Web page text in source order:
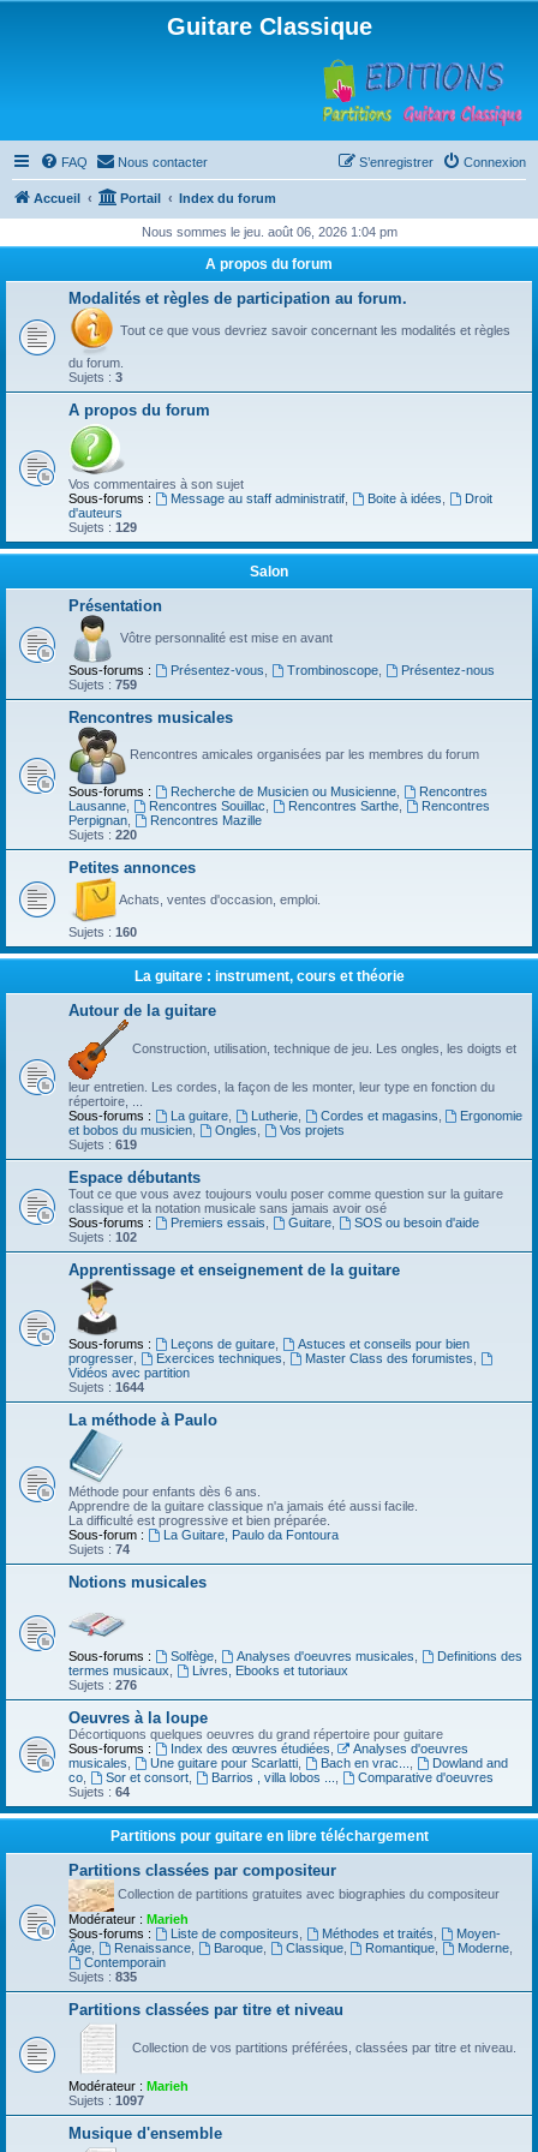
Guitare Classique
FAQ Nous contacter Connexion
S’enregistrer
Accueil Portail Index du forum
Nous sommes le jeu. août 06, 2026 1:04 pm
A propos du forum
Modalités et règles de participation au forum.
Tout ce que vous devriez savoir concernant les modalités et règles
du forum.
Sujets : 3
A propos du forum
Vos commentaires à son sujet
Sous-forums :
Message au staff administratif, Boite à idées
Droit
d'auteurs
Sujets : 129
Salon
Présentation
Vôtre personnalité est mise en avant
Sous-forums : Présentez-vous Trombinoscope,
Présentez-nous
Sujets : 759
Rencontres musicales
Rencontres amicales organisées par les membres du forum
Sous-forums : Recherche de Musicien ou Musicienne,
Rencontres
Lausanne
Rencontres Souillac Rencontres Sarthe,
Rencontres
Perpignan
Rencontres Mazille
Sujets : 220
Petites annonces
Achats, ventes d'occasion, emploi.
Sujets : 160
La guitare : instrument, cours et théorie
Autour de la guitare
Construction, utilisation, technique de jeu. Les ongles, les doigts et
leur entretien. Les cordes, la façon de les monter, leur type en fonction du
répertoire, ...
Sous-forums :
La guitare, Lutherie, Cordes et magasins
Ergonomie
et bobos du musicien
Ongles
Vos projets
Sujets : 619
Espace débutants
Tout ce que vous avez toujours voulu poser comme question sur la guitare
classique et la notation musicale sans jamais avoir osé
Sous-forums :
Premiers essais Guitare,
SOS ou besoin d'aide
Sujets : 102
Apprentissage et enseignement de la guitare
Sous-forums : Leçons de guitare,
Astuces et conseils pour bien
progresser
Exercices techniques Master Class des forumistes
Vidéos avec partition
Sujets : 1644
La méthode à Paulo
Méthode pour enfants dès 6 ans.
Apprendre de la guitare classique n'a jamais été aussi facile.
La difficulté est progressive et bien préparée.
Sous-forum :
La Guitare, Paulo da Fontoura
Sujets : 74
Notions musicales
Sous-forums : Solfège, Analyses d'oeuvres musicales
Definitions des
termes musicaux
Livres, Ebooks et tutoriaux
Sujets : 276
Oeuvres à la loupe
Décortiquons quelques oeuvres du grand répertoire pour guitare
Sous-forums :
Index des œuvres étudiées
Analyses d'oeuvres
musicales
Une guitare pour Scarlatti, Bach en vrac...
Dowland and
co
Sor et consort, Barrios , villa lobos ...
Comparative d'oeuvres
Sujets : 64
Partitions pour guitare en libre téléchargement
Partitions classées par compositeur
Collection de partitions gratuites avec biographies du compositeur
Modérateur : Marieh
Sous-forums :
Liste de compositeurs Méthodes et traités
Moyen-
Âge
Renaissance, Baroque, Classique, Romantique Moderne
Contemporain
Sujets : 835
Partitions classées par titre et niveau
Collection de vos partitions préférées, classées par titre et niveau.
Modérateur : Marieh
Sujets : 1097
Musique d'ensemble